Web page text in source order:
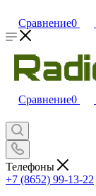
Сравнение0
Сравнение0
Телефоны
+7 (8652) 99-13-22